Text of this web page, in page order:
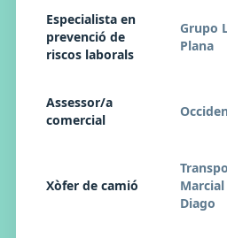
Especialista en
prevenció de
riscos laborals
Grupo
Plana
Assessor/a
comercial
Xòfer de camió
Marcial
Diago